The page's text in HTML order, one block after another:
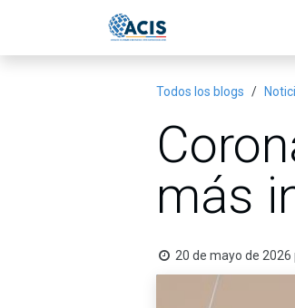
Todos los blogs
más
20 de mayo de 2026